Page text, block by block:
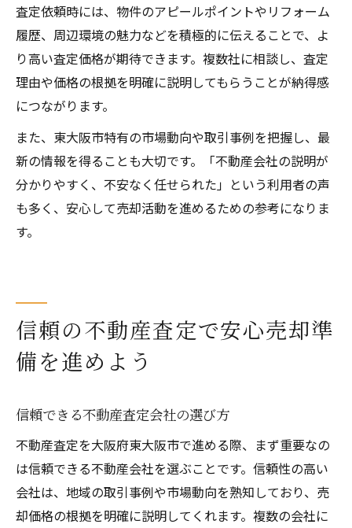
査定依頼時には、物件のアピールポイントやリフォーム
履歴、周辺環境の魅力などを積極的に伝えることで、よ
り高い査定価格が期待できます。複数社に相談し、査定
理由や価格の根拠を明確に説明してもらうことが納得感
につながります。
また、東大阪市特有の市場動向や取引事例を把握し、最
新の情報を得ることも大切です。「不動産会社の説明が
分かりやすく、不安なく任せられた」という利用者の声
も多く、安心して売却活動を進めるための参考になりま
す。
信頼の不動産査定で安心売却準
備を進めよう
信頼できる不動産査定会社の選び方
不動産査定を大阪府東大阪市で進める際、まず重要なの
は信頼できる不動産会社を選ぶことです。信頼性の高い
会社は、地域の取引事例や市場動向を熟知しており、売
却価格の根拠を明確に説明してくれます。複数の会社に